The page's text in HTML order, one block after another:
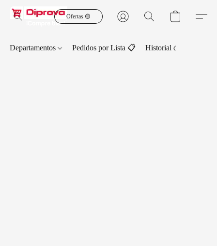
Ofertas 🟡
Departamentos Pedidos por Lista 📋 Historial de Pedidos